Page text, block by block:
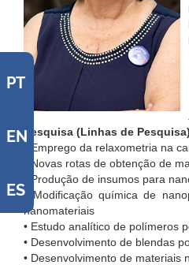
PT
EN
ES
Pesquisa (Linhas de
• Emprego da relaxometria na
• Novas rotas de obtenção de
• Produção de insumos para
• Modificação química de
nanomateriais
• Estudo analítico de polímeros
• Desenvolvimento de blendas
• Desenvolvimento de materiais